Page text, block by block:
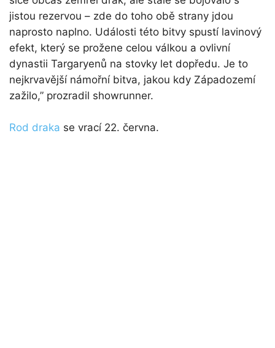
jistou rezervou – zde do toho obě strany jdou
naprosto naplno. Události této bitvy spustí lavinový
efekt, který se prožene celou válkou a ovlivní
dynastii Targaryenů na stovky let dopředu. Je to
nejkrvavější námořní bitva, jakou kdy Západozemí
zažilo,” prozradil showrunner.
Rod draka se vrací 22. června.